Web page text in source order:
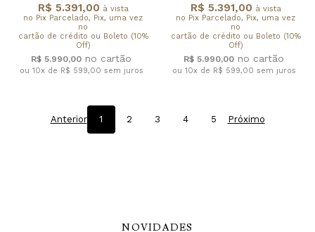
R$ 5.391,00 à vista
no Pix Parcelado, Pix, uma vez
no
cartão de crédito ou Boleto (10%
Off)
R$ 5.990,00
ou 10x de R$ 599,00 sem juros
R$ 5.391,00 à vista
no Pix Parcelado, Pix, uma vez
no
cartão de crédito ou Boleto (10%
Off)
R$ 5.990,00
ou 10x de R$ 599,00 sem juros
Anterior 1 2 3 4 5 Próximo
NOVIDADES